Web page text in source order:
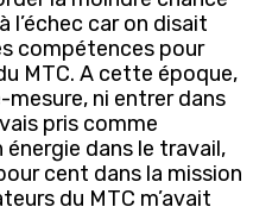
l’échec car on disait
compétences pour
MTC. A cette époque,
mesure, ni entrer dans
pris comme
dans le travail,
cent dans la mission
du MTC m’avait